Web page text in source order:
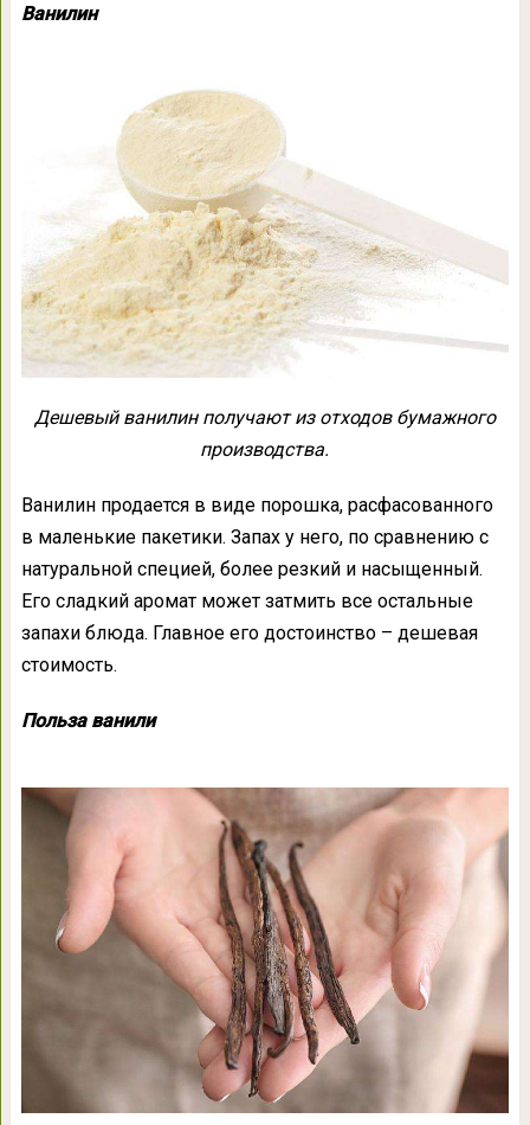
Ванилин
Дешевый ванилин получают из отходов бумажного
производства.
Ванилин продается в виде порошка, расфасованного
в маленькие пакетики. Запах у него, по сравнению с
натуральной специей, более резкий и насыщенный.
Его сладкий аромат может затмить все остальные
запахи блюда. Главное его достоинство – дешевая
стоимость.
Польза ванили